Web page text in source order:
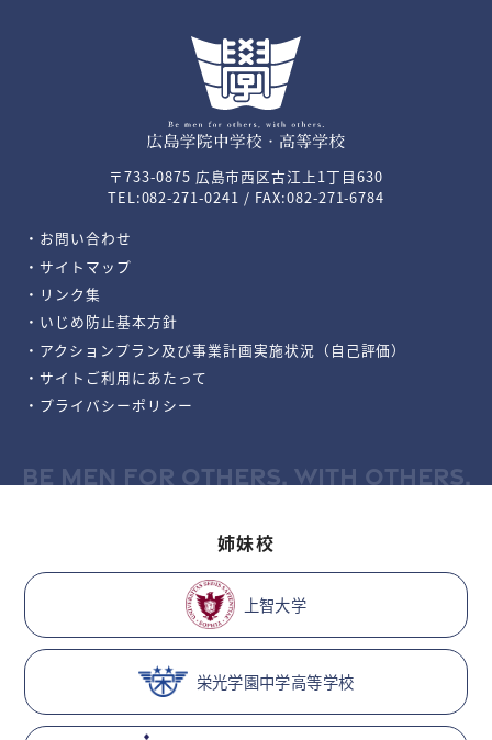
〒733-0875 広島市西区古江上1丁目630
TEL:082-271-0241 / FAX:082-271-6784
・お問い合わせ
・サイトマップ
・リンク集
・いじめ防止基本方針
・アクションプラン及び事業計画実施状況（自己評価）
・サイトご利用にあたって
・プライバシーポリシー
BE MEN FOR OTHERS, WITH OTHERS.
姉妹校
上智大学
栄光学園中学高等学校